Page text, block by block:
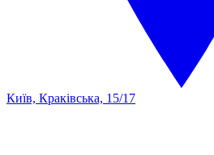
Київ, Краківська, 15/17